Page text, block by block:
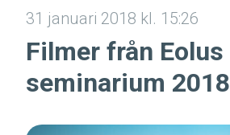
31 januari 2018 kl. 15:26
Filmer från Eolus
seminarium 2018